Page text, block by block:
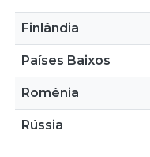
Finlândia
Países Baixos
Roménia
Rússia